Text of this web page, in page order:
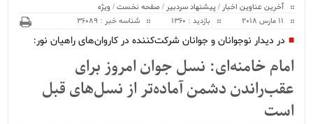
آخرین عناوین اخبار /پیشنهاد سردبیر /صفحه نخست/ ویژه
بازدید : 1360 شناسه خبر : 36089
در دیدار نوجوانان و جوانان شرکت‌کننده در کاروان‌های راهیان نور:
امام خامنه‌ای: نسل جوان امروز برای
عقب‌راندن دشمن آماده‌تر از نسل‌های قبل
است